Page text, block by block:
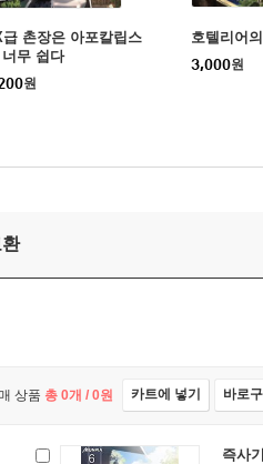
급 촌장은 아포칼립스
무 쉽다
원
호텔리어
3,000원
상품 총 0개 / 0원 카트에 넣기 바로
즉사